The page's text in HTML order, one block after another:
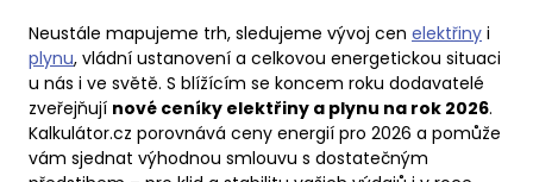
Neustále mapujeme trh, sledujeme vývoj cen elektřiny i
plynu, vládní ustanovení a celkovou energetickou situaci
u nás i ve světě. S blížícím se koncem roku dodavatelé
zveřejňují nové ceníky elektřiny a plynu na rok 2026.
Kalkulátor.cz porovnává ceny energií pro 2026 a pomůže
vám sjednat výhodnou smlouvu s dostatečným